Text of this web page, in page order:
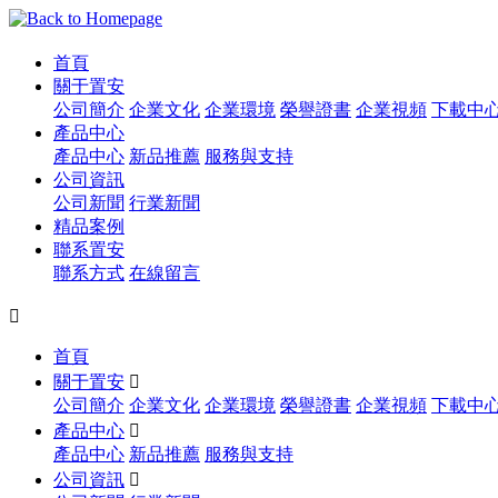
首頁
關于置安
公司簡介 企業文化 企業環境 榮譽證書 企業視頻 下載中
產品中心
產品中心 新品推薦 服務與支持
公司資訊
公司新聞 行業新聞
精品案例
聯系置安
聯系方式 在線留言

首頁
關于置安 
公司簡介 企業文化 企業環境 榮譽證書 企業視頻 下載中
產品中心 
產品中心 新品推薦 服務與支持
公司資訊 